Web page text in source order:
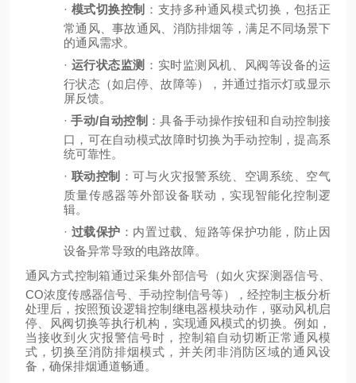
· 模式切换控制 ：支持多种通风模式切换，包括正
常通风、事故通风、消防排烟等，满足不同场景下
的通风需求。
· 运行状态监测 ：实时监测风机、风阀等设备的运
行状态（如启停、故障等），并通过指示灯或显示
屏反馈。
· 手动/自动控制 ：具备手动操作按钮和自动控制接
口，可在自动模式故障时切换为手动控制，提高系
统可靠性。
· 联动控制 ：可与火灾报警系统、空调系统、空气
质量传感器等外部设备联动，实现智能化控制逻
辑。
· 过载保护 ：内置过载、短路等保护功能，防止因
设备异常导致的电路故障。
通风方式控制箱通过采集外部信号（如火灾探测器信号、
CO浓度传感器信号、手动控制信号等），经控制主板分析
处理后，按照预设逻辑控制继电器模块动作，驱动风机启
停、风阀切换等执行机构，实现通风模式的切换。例如，
当接收到火灾报警信号时，控制箱自动切断正常通风模
式，切换至消防排烟模式，并关闭非消防区域的通风设
备，确保排烟通道畅通。